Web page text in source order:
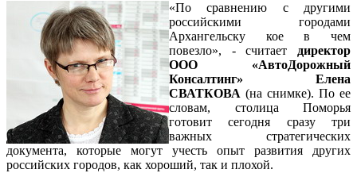
«По сравнению с другими
российскими городами
Архангельску кое в чем
повезло», - считает директор
ООО «АвтоДорожный
Консалтинг» Елена
СВАТКОВА (на снимке). По ее
словам, столица Поморья
готовит сегодня сразу три
важных стратегических
документа, которые могут учесть опыт развития других
российских городов, как хороший, так и плохой.